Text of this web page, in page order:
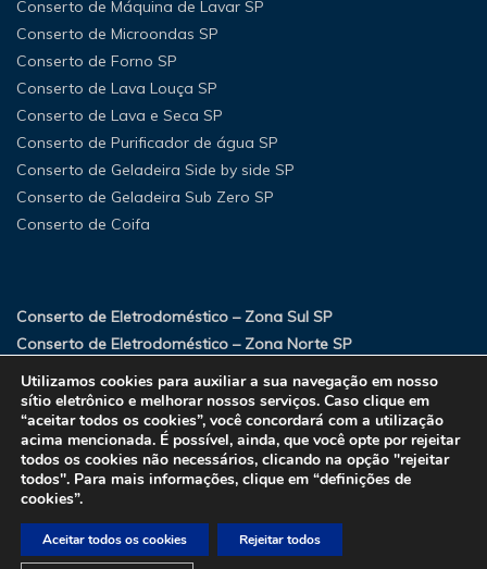
Conserto de Máquina de Lavar SP
Conserto de Microondas SP
Conserto de Forno SP
Conserto de Lava Louça SP
Conserto de Lava e Seca SP
Conserto de Purificador de água SP
Conserto de Geladeira Side by side SP
Conserto de Geladeira Sub Zero SP
Conserto de Coifa
Conserto de Eletrodoméstico – Zona Sul SP
Conserto de Eletrodoméstico – Zona Norte SP
Conserto de Eletrodoméstico – Zona Oeste SP
Conserto de Eletrodoméstico – Zona Leste SP
Copyright © 2023 Eluxfrio.
Utilizamos cookies para auxiliar a sua navegação em nosso
sítio eletrônico e melhorar nossos serviços. Caso clique em
“aceitar todos os cookies”, você concordará com a utilização
acima mencionada. É possível, ainda, que você opte por rejeitar
todos os cookies não necessários, clicando na opção "rejeitar
todos". Para mais informações, clique em “definições de
cookies”.
Aceitar todos os cookies Rejeitar todos